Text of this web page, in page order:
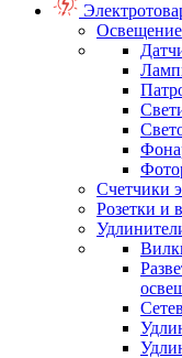
Освещение
Счетчики
Розетки и